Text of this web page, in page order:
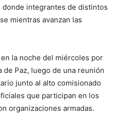
donde integrantes de distintos
mientras avanzan las
la noche del miércoles por
de Paz, luego de una reunión
junto al alto comisionado
que participan en los
organizaciones armadas.